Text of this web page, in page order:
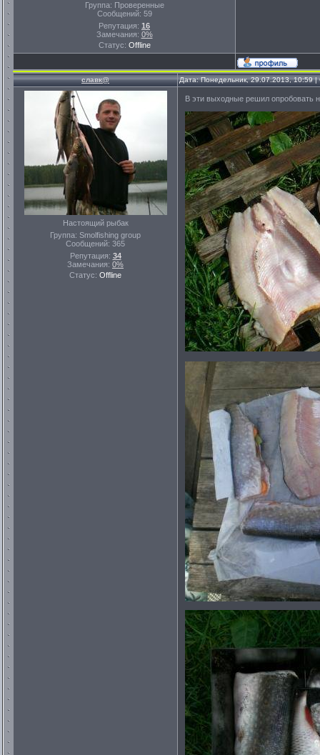
Группа: Проверенные
Сообщений: 59
Репутация: 16
Замечания: 0%
Статус: Offline
славк@ Дата: Понедельник, 29.07.2013, 10:59
Настоящий рыбак
Группа: Smolfishing group
Сообщений: 365
Репутация: 34
Замечания: 0%
Статус: Offline
В эти выходные решил опробовать